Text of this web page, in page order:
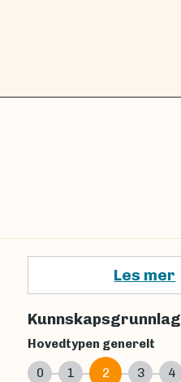
Les mer
Kunnskapsgrunnlag
Hovedtypen generelt
0
1 2 3 4